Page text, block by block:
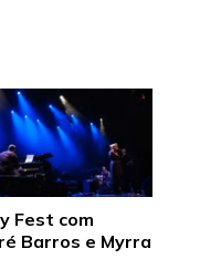
Fest com
Barros e Myrra